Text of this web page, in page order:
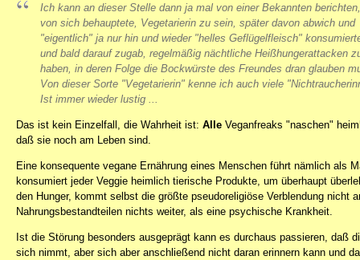
Ich kann an dieser Stelle dann ja mal von einer Bekannten
von sich behauptete, Vegetarierin zu sein, später davon abwich und
"eigentlich" ja nur hin und wieder "helles Geflügelfleisch"
und bald darauf zugab, regelmäßig nächtliche Heißhungerattacken
haben, in deren Folge die Bockwürste des Freundes dran glauben
Von dieser Sorte "Vegetarierin" kenne ich auch viele
Ist immer wieder lustig ...
Das ist kein Einzelfall, die Wahrheit ist: Alle Veganfreaks "naschen"
daß sie noch am Leben sind.
Eine konsequente vegane Ernährung eines Menschen führt nämlich als
konsumiert jeder Veggie heimlich tierische Produkte, um überhaupt
den Hunger, kommt selbst die größte pseudoreligiöse Verblendung nicht
Nahrungsbestandteilen nichts weiter, als eine psychische Krankheit.
Ist die Störung besonders ausgeprägt kann es durchaus passieren, daß
sich nimmt, aber sich aber anschließend nicht daran erinnern kann und